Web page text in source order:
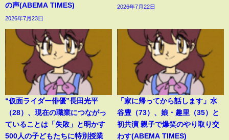
の声(ABEMA TIMES)
2026年7月23日
2026年7月22日
“仮面ライダー俳優”長田光平
（28）、現在の職業につながっ
ていることは「失敗」と明かす
500人の子どもたちに特別授業
「家に帰ってから話します」水
谷豊（73）、娘・趣里（35）と
初共演 親子で爆笑のやり取り交
わす(ABEMA TIMES)